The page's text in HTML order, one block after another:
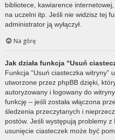
bibliotece, kawiarence
na uczelni itp. Jeśli nie widzisz tej
administrator ją wyłączył.
Na górę
Jak działa funkcja “Usuń
Funkcja “Usuń ciasteczka witryny”
utworzone przez phpBB dzięki,
autoryzowany i logowany do
funkcję – jeśli została włączona
śledzenia przeczytanych i
postów. Jeśli występują problemy
usunięcie ciasteczek może być